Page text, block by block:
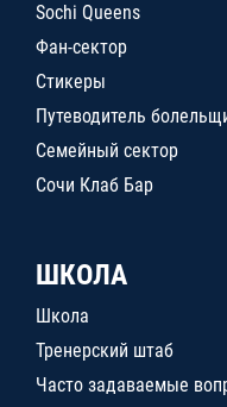
Sochi Queens
Фан-сектор
Стикеры
Путеводитель
Семейный сектор
Сочи Клаб Бар
ШКОЛА
Школа
Тренерский штаб
Часто задаваемые